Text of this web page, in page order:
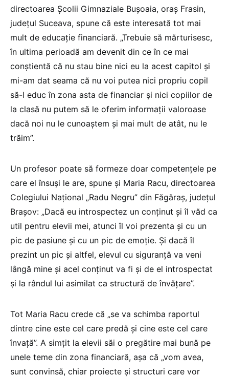
directoarea Școlii Gimnaziale Bușoaia, oraș Frasin,
județul Suceava, spune că este interesată tot mai
mult de educație financiară. „Trebuie să mărturisesc,
în ultima perioadă am devenit din ce în ce mai
conștientă că nu stau bine nici eu la acest capitol și
mi-am dat seama că nu voi putea nici propriu copil
să-l educ în zona asta de financiar și nici copiilor de
la clasă nu putem să le oferim informații valoroase
dacă noi nu le cunoaștem și mai mult de atât, nu le
trăim”.
Un profesor poate să formeze doar competențele pe
care el însuși le are, spune și Maria Racu, directoarea
Colegiului Național „Radu Negru” din Făgăraș, județul
Brașov: „Dacă eu introspectez un conținut și îl văd ca
util pentru elevii mei, atunci îl voi prezenta și cu un
pic de pasiune și cu un pic de emoție. Și dacă îl
prezint un pic și altfel, elevul cu siguranță va veni
lângă mine și acel conținut va fi și de el introspectat
și la rândul lui asimilat ca structură de învățare”.
Tot Maria Racu crede că „se va schimba raportul
dintre cine este cel care predă și cine este cel care
învață”. A simțit la elevii săi o pregătire mai bună pe
unele teme din zona financiară, așa că „vom avea,
sunt convinsă, chiar proiecte și structuri care vor